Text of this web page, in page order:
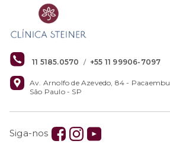
11 5185.0570 / +55 11 99906-7097
Av. Arnolfo de Azevedo, 84 - Pacaembu
São Paulo - SP
Siga-nos